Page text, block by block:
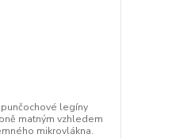
legíny
matným vzhledem
mikrovlákna.